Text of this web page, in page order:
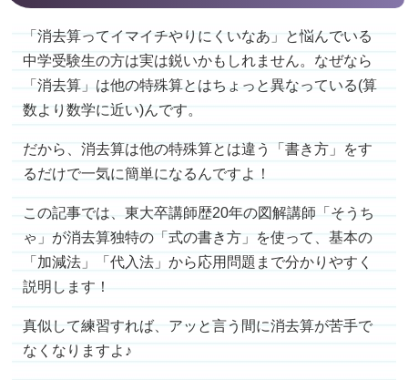
「消去算ってイマイチやりにくいなあ」と悩んでいる
中学受験生の方は実は鋭いかもしれません。なぜなら
「消去算」は他の特殊算とはちょっと異なっている(算
数より数学に近い)んです。
だから、消去算は他の特殊算とは違う「書き方」をす
るだけで一気に簡単になるんですよ！
この記事では、東大卒講師歴20年の図解講師「そうち
ゃ」が消去算独特の「式の書き方」を使って、基本の
「加減法」「代入法」から応用問題まで分かりやすく
説明します！
真似して練習すれば、アッと言う間に消去算が苦手で
なくなりますよ♪